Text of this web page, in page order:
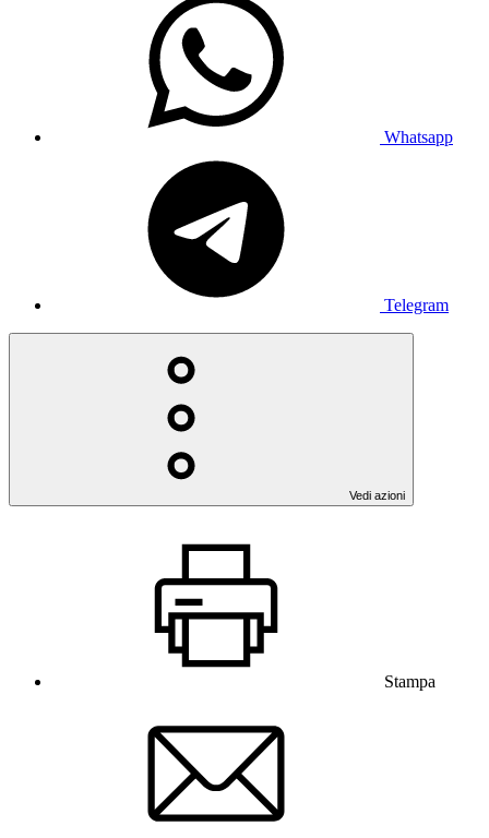
Whatsapp
Telegram
Vedi azioni
Stampa